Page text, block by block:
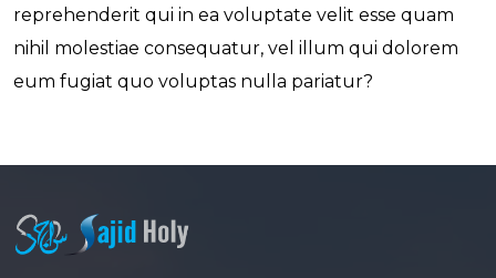
reprehenderit qui in ea voluptate velit esse quam
nihil molestiae consequatur, vel illum qui dolorem
eum fugiat quo voluptas nulla pariatur?